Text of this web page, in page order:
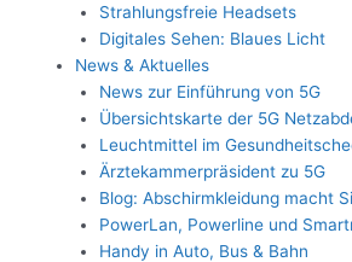
Strahlungsfreie Headsets
Digitales Sehen: Blaues Licht
News & Aktuelles
News zur Einführung von 5G
Übersichtskarte der 5G
Leuchtmittel im
Ärztekammerpräsident zu 5G
Blog: Abschirmkleidung macht
PowerLan, Powerline und
Handy in Auto, Bus & Bahn